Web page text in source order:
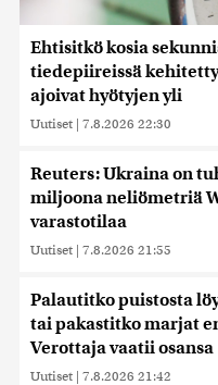
Ehtisitkö kosia
tiedepiireissä
ajoivat hyötyjen yli
Uutiset | 7.8.2026 22:30
Reuters: Ukraina on
miljoona neliömetriä
varastotilaa
Uutiset | 7.8.2026 21:55
Palautitko puistosta
tai pakastitko marjat
Verottaja vaatii osansa
Uutiset | 7.8.2026 21:42